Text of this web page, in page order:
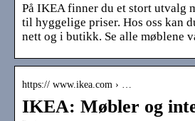
På IKEA finner du et stort utvalg
til hyggelige priser. Hos oss kan
nett og i butikk. Se alle møblene
https:// www.ikea.com › …
IKEA: Møbler og